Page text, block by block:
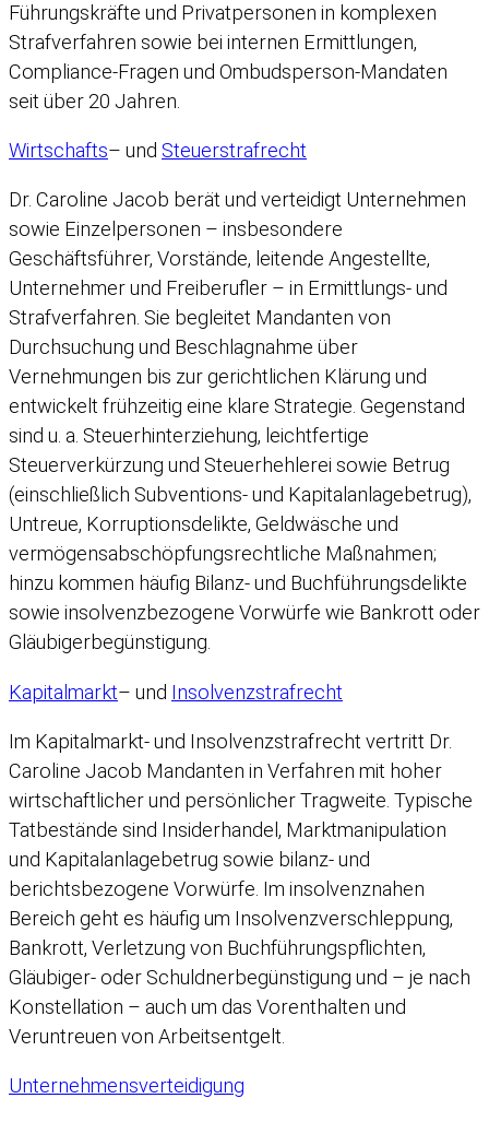
Führungskräfte und Privatpersonen in komplexen
Strafverfahren sowie bei internen Ermittlungen,
Compliance-Fragen und Ombudsperson-Mandaten
seit über 20 Jahren.
Wirtschafts– und Steuerstrafrecht
Dr. Caroline Jacob berät und verteidigt Unternehmen
sowie Einzelpersonen – insbesondere
Geschäftsführer, Vorstände, leitende Angestellte,
Unternehmer und Freiberufler – in Ermittlungs- und
Strafverfahren. Sie begleitet Mandanten von
Durchsuchung und Beschlagnahme über
Vernehmungen bis zur gerichtlichen Klärung und
entwickelt frühzeitig eine klare Strategie. Gegenstand
sind u. a. Steuerhinterziehung, leichtfertige
Steuerverkürzung und Steuerhehlerei sowie Betrug
(einschließlich Subventions- und Kapitalanlagebetrug),
Untreue, Korruptionsdelikte, Geldwäsche und
vermögensabschöpfungsrechtliche Maßnahmen;
hinzu kommen häufig Bilanz- und Buchführungsdelikte
sowie insolvenzbezogene Vorwürfe wie Bankrott oder
Gläubigerbegünstigung.
Kapitalmarkt– und Insolvenzstrafrecht
Im Kapitalmarkt- und Insolvenzstrafrecht vertritt Dr.
Caroline Jacob Mandanten in Verfahren mit hoher
wirtschaftlicher und persönlicher Tragweite. Typische
Tatbestände sind Insiderhandel, Marktmanipulation
und Kapitalanlagebetrug sowie bilanz- und
berichtsbezogene Vorwürfe. Im insolvenznahen
Bereich geht es häufig um Insolvenzverschleppung,
Bankrott, Verletzung von Buchführungspflichten,
Gläubiger- oder Schuldnerbegünstigung und – je nach
Konstellation – auch um das Vorenthalten und
Veruntreuen von Arbeitsentgelt.
Unternehmensverteidigung